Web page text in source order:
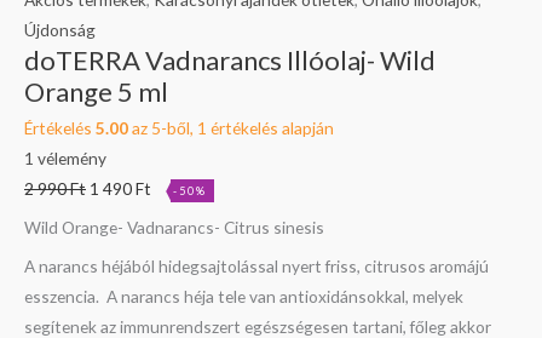
Újdonság
doTERRA Vadnarancs Illóolaj- Wild
Orange 5 ml
Értékelés 5.00az 5-ből, 1 értékelés alapján
1 vélemény
2 990Ft 1 490Ft -50%
Wild Orange- Vadnarancs- Citrus sinesis
A narancs héjából hidegsajtolással nyert friss, citrusos aromájú
esszencia. A narancs héja tele van antioxidánsokkal, melyek
segítenek az immunrendszert egészségesen tartani, főleg akkor